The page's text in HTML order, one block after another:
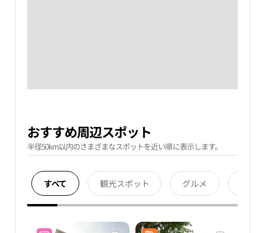
おすすめ周辺スポット
半径50km以内のさまざまなスポットを近い順に表示します。
すべて 観光スポット グルメ